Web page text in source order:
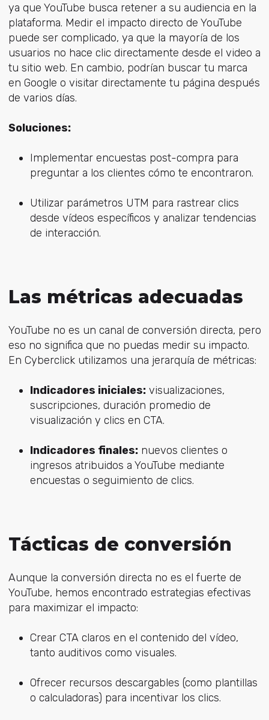
ya que YouTube busca retener a su audiencia en la
plataforma. Medir el impacto directo de YouTube
puede ser complicado, ya que la mayoría de los
usuarios no hace clic directamente desde el video a
tu sitio web. En cambio, podrían buscar tu marca
en Google o visitar directamente tu página después
de varios días.
Soluciones:
Implementar encuestas post-compra para
preguntar a los clientes cómo te encontraron.
Utilizar parámetros UTM para rastrear clics
desde vídeos específicos y analizar tendencias
de interacción.
Las métricas adecuadas
YouTube no es un canal de conversión directa, pero
eso no significa que no puedas medir su impacto.
En Cyberclick utilizamos una jerarquía de métricas:
Indicadores iniciales:visualizaciones,
suscripciones, duración promedio de
visualización y clics en CTA.
Indicadores finales:nuevos clientes o
ingresos atribuidos a YouTube mediante
encuestas o seguimiento de clics.
Tácticas de conversión
Aunque la conversión directa no es el fuerte de
YouTube, hemos encontrado estrategias efectivas
para maximizar el impacto:
Crear CTA claros en el contenido del vídeo,
tanto auditivos como visuales.
Ofrecer recursos descargables (como plantillas
o calculadoras) para incentivar los clics.